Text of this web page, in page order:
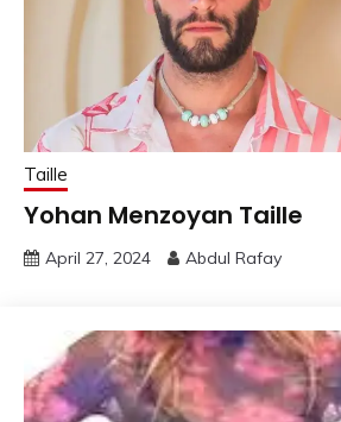
Taille
Yohan Menzoyan Taille
April 27, 2024 Abdul Rafay